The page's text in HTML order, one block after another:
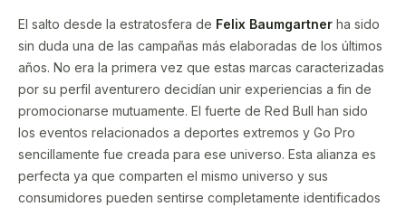
El salto desde la estratosfera de Felix Baumgartner ha sido
sin duda una de las campañas más elaboradas de los últimos
años. No era la primera vez que estas marcas caracterizadas
por su perfil aventurero decidían unir experiencias a fin de
promocionarse mutuamente. El fuerte de Red Bull han sido
los eventos relacionados a deportes extremos y Go Pro
sencillamente fue creada para ese universo. Esta alianza es
perfecta ya que comparten el mismo universo y sus
consumidores pueden sentirse completamente identificados